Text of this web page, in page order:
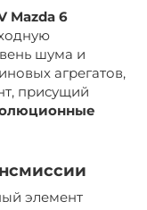
Mazda 6
шума и
агрегатов,
присущий
элемент